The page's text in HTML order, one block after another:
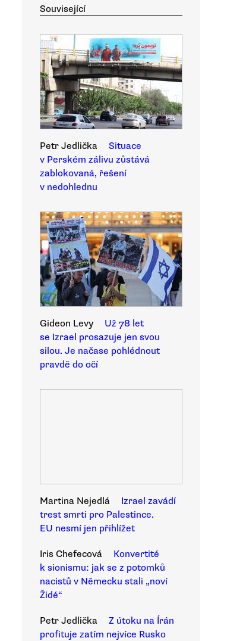
Související
Petr Jedlička
Situace
v Perském zálivu zůstává
zablokovaná, řešení
v nedohlednu
Gideon Levy
Už 78 let
se Izrael prosazuje jen svou
silou. Je načase pohlédnout
pravdě do očí
Martina Nejedlá
Izrael zavádí
trest smrti pro Palestince.
EU nesmí jen přihlížet
Iris Chefecová
Konvertité
k sionismu: jak se z potomků
nacistů v Německu stali „noví
Židé“
Petr Jedlička
Z útoku na Írán
profituje zatím nejvíce Rusko